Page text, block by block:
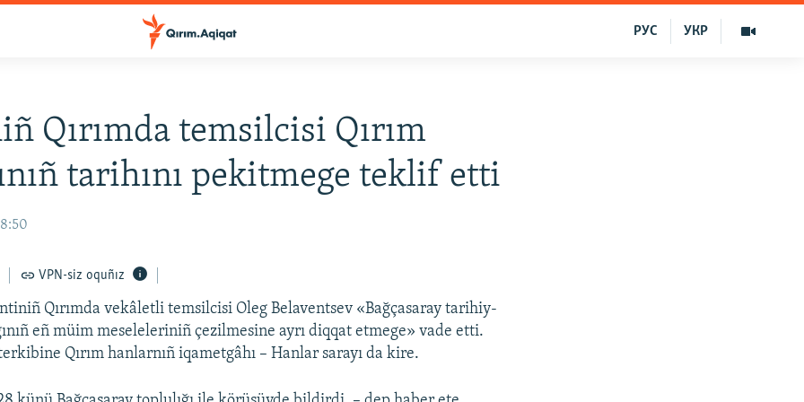
УКР
РУС
Qırımda temsilcisi Qırım
tarihını pekitmege teklif etti
VPN-siz oquñız
Qırımda vekâletli temsilcisi Oleg Belaventsev «Bağçasaray tarihiy-
eñ müim meseleleriniñ çezilmesine ayrı diqqat etmege» vade etti.
Qırım hanlarnıñ iqametgâhı – Hanlar sarayı da kire.